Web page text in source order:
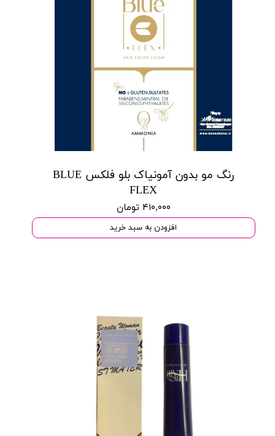
رنگ مو بدون آمونیاک بلو فلکس BLUE
FLEX
۴۱۰,۰۰۰ تومان
افزودن به سبد خرید